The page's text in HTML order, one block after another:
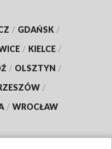
/ GDAŃSK /
/ KIELCE /
/ OLSZTYN /
/
/ WROCŁAW